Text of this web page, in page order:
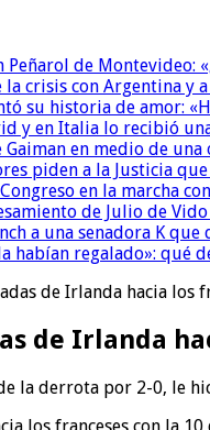
de Montevideo:
la crisis con Argentina
su historia de amor:
y en Italia lo recibió
en medio de una
piden a la Justicia
en la marcha
de Julio de
a una senadora K
habían regalado»: qué
de Irlanda hacia los
de Irlanda
la derrota por 2-0, le